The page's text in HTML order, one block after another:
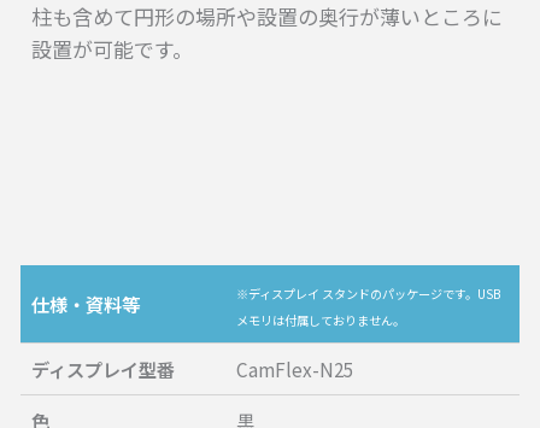
柱も含めて円形の場所や設置の奥行が薄いところに
設置が可能です。
仕様・資料等
※ディスプレイ スタンドのパッケージです。USB
メモリは付属しておりません。
ディスプレイ型番
CamFlex-N25
色
黒